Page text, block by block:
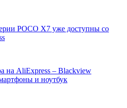
POCO X7 уже доступны со
на AliExpress – Blackview
и ноутбук